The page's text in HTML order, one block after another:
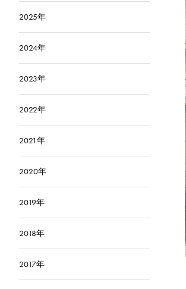
2025年
2024年
2023年
2022年
2021年
2020年
2019年
2018年
2017年